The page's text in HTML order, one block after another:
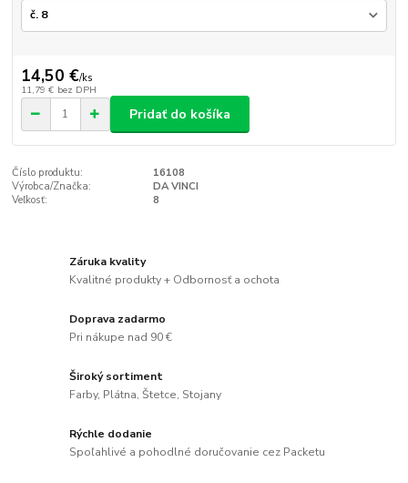
14,50 €/ks
11,79 € bez DPH
Pridať do košíka
Číslo produktu:
16108
Výrobca/Značka:
DA VINCI
Veľkosť:
8
Záruka kvality
Kvalitné produkty + Odbornosť a ochota
Doprava zadarmo
Pri nákupe nad 90 €
Široký sortiment
Farby, Plátna, Štetce, Stojany
Rýchle dodanie
Spoľahlivé a pohodlné doručovanie cez Packetu